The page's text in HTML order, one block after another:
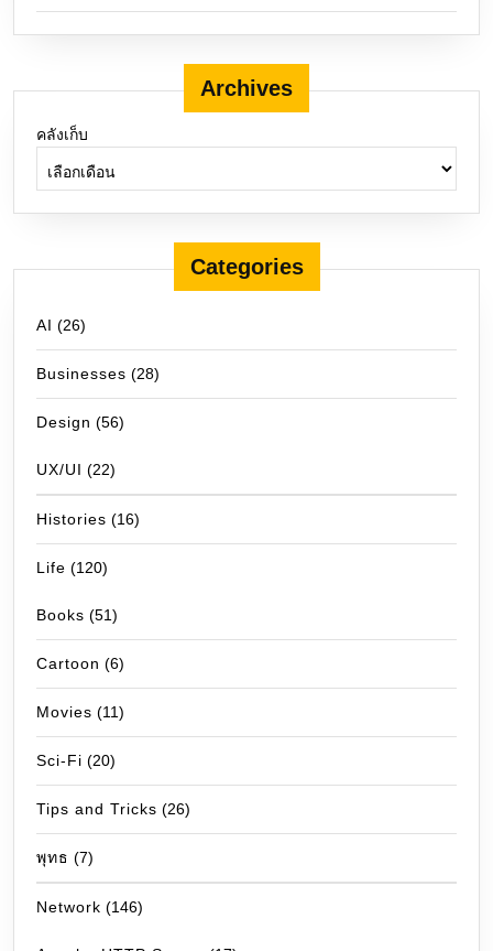
Archives
คลังเก็บ
Categories
AI (26)
Businesses (28)
Design (56)
UX/UI (22)
Histories (16)
Life (120)
Books (51)
Cartoon (6)
Movies (11)
Sci-Fi (20)
Tips and Tricks (26)
พุทธ (7)
Network (146)